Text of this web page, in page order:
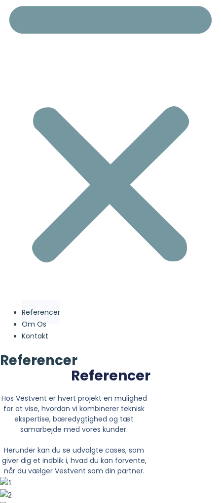
Referencer
Om Os
Kontakt
Referencer
Referencer
Hos Vestvent er hvert projekt en mulighed
for at vise, hvordan vi kombinerer teknisk
ekspertise, bæredygtighed og tæt
samarbejde med vores kunder.
Herunder kan du se udvalgte cases, som
giver dig et indblik i, hvad du kan forvente,
når du vælger Vestvent som din partner.